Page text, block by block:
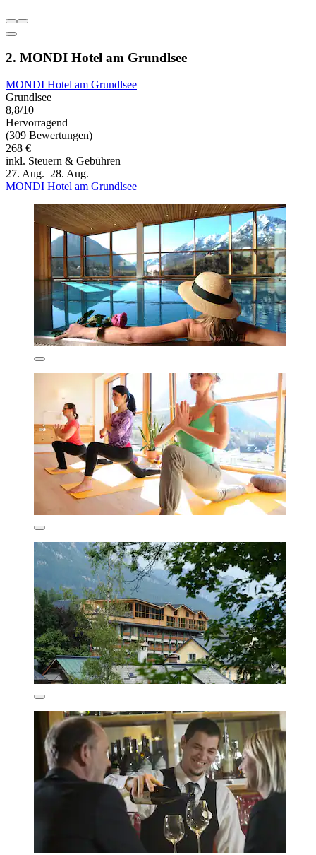
2. MONDI Hotel am Grundlsee
MONDI Hotel am Grundlsee
Grundlsee
8,8/10
Hervorragend
(309 Bewertungen)
268 €
inkl. Steuern & Gebühren
27. Aug.–28. Aug.
MONDI Hotel am Grundlsee